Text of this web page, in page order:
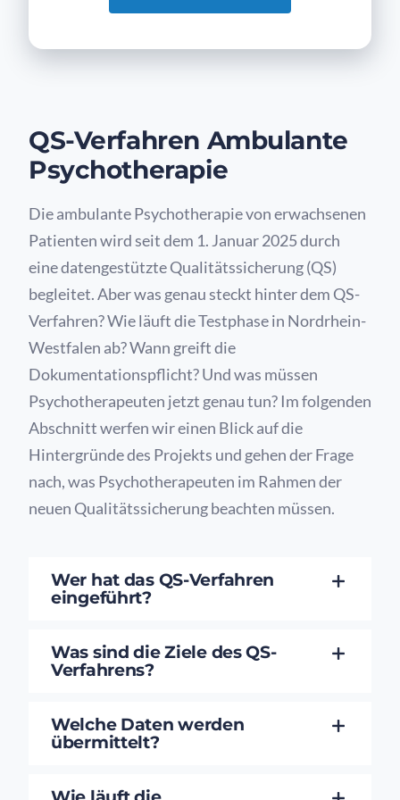
QS-Verfahren Ambulante
Psychotherapie
Die ambulante Psychotherapie von erwachsenen
Patienten wird seit dem 1. Januar 2025 durch
eine datengestützte Qualitätssicherung (QS)
begleitet. Aber was genau steckt hinter dem QS-
Verfahren? Wie läuft die Testphase in Nordrhein-
Westfalen ab? Wann greift die
Dokumentationspflicht? Und was müssen
Psychotherapeuten jetzt genau tun? Im folgenden
Abschnitt werfen wir einen Blick auf die
Hintergründe des Projekts und gehen der Frage
nach, was Psychotherapeuten im Rahmen der
neuen Qualitätssicherung beachten müssen.
Wer hat das QS-Verfahren
eingeführt?
Was sind die Ziele des QS-
Verfahrens?
Welche Daten werden
übermittelt?